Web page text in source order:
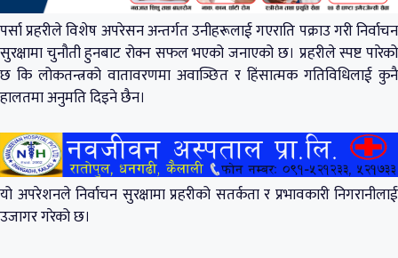
पर्सा प्रहरीले विशेष अपरेसन अन्तर्गत उनीहरूलाई गएराति पक्राउ गरी निर्वाचन
सुरक्षामा चुनौती हुनबाट रोक्न सफल भएको जनाएको छ। प्रहरीले स्पष्ट पारेको
छ कि लोकतन्त्रको वातावरणमा अवाञ्छित र हिंसात्मक गतिविधिलाई कुनै
हालतमा अनुमति दिइने छैन।
यो अपरेशनले निर्वाचन सुरक्षामा प्रहरीको सतर्कता र प्रभावकारी निगरानीलाई
उजागर गरेको छ।